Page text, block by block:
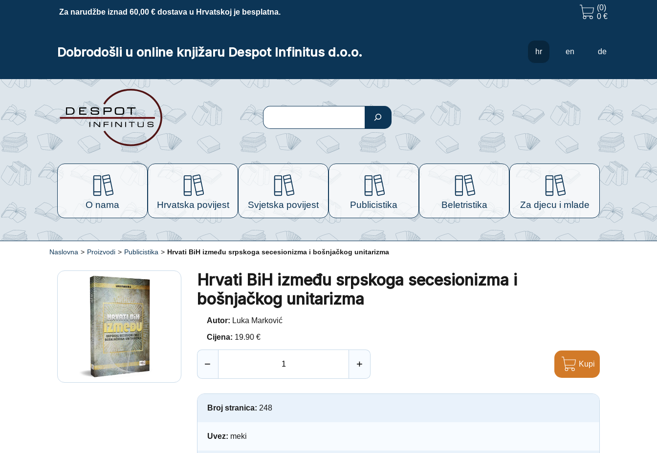
Za narudžbe iznad 60,00 € dostava u Hrvatskoj je besplatna.
(0)
0 €
Dobrodošli u online knjižaru Despot Infinitus d.o.o. hr en de
Pretraga
O nama Hrvatska povijest Svjetska povijest Publicistika Beletristika Za djecu i mlade
Naslovna > Proizvodi > Publicistika > Hrvati BiH između srpskoga secesionizma i bošnjačkog unitarizma
Hrvati BiH između srpskoga secesionizma i
bošnjačkog unitarizma
Autor: Luka Marković
Cijena: 19.90 €
− + Kupi
Broj stranica: 248
Uvez: meki